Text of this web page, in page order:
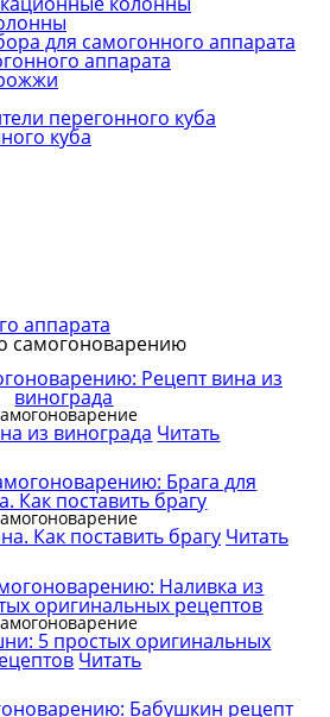
аппарата
куба
аппарата
самогоноварению
из винограда Читать
Как поставить брагу Читать
5 простых оригинальных
Читать